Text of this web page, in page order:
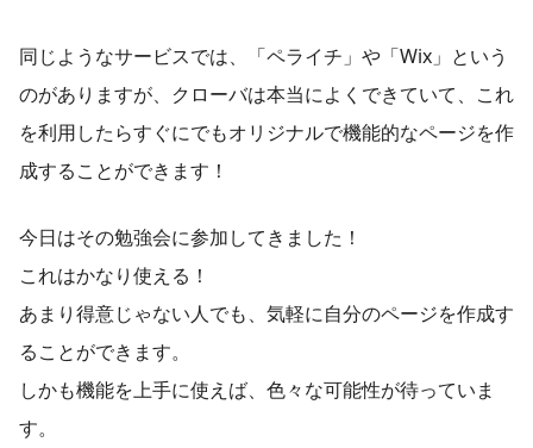
同じようなサービスでは、「ペライチ」や「Wix」という
のがありますが、クローバは本当によくできていて、これ
を利用したらすぐにでもオリジナルで機能的なページを作
成することができます！
今日はその勉強会に参加してきました！
これはかなり使える！
あまり得意じゃない人でも、気軽に自分のページを作成す
ることができます。
しかも機能を上手に使えば、色々な可能性が待っていま
す。